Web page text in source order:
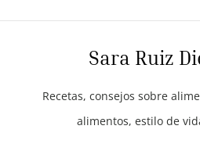
Sara Ruiz
Recetas, consejos sobre
alimentos, estilo de